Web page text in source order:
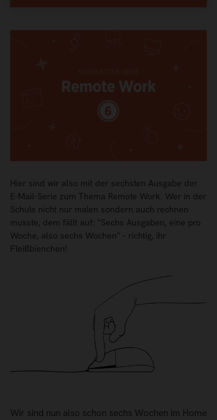
Hier sind wir also mit der sechsten Ausgabe der
E-Mail-Serie zum Thema Remote Work. Wer in der
Schule nicht nur malen sondern auch rechnen
musste, dem fällt auf: "Sechs Ausgaben, eine pro
Woche, also sechs Wochen" – richtig, ihr
Fleißbienchen!
Wir sind nun also schon sechs Wochen im Home